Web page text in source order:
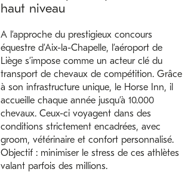
haut niveau
A l’approche du prestigieux concours
équestre d’Aix-la-Chapelle, l’aéroport de
Liège s’impose comme un acteur clé du
transport de chevaux de compétition. Grâce
à son infrastructure unique, le Horse Inn, il
accueille chaque année jusqu’à 10.000
chevaux. Ceux-ci voyagent dans des
conditions strictement encadrées, avec
groom, vétérinaire et confort personnalisé.
Objectif : minimiser le stress de ces athlètes
valant parfois des millions.